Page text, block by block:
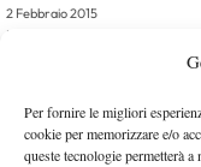
Per fornire le migliori
cookie per memorizzare e/o
queste tecnologie permetterà
2 Febbraio 2015
By
Andy Murray ci
29 Gennaio 2015
Redazione